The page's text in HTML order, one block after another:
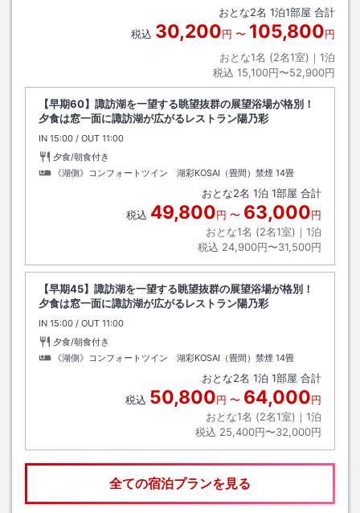
おとな2名 1泊1部屋 合計
税込 30,200円 〜 105,800円
おとな1名 (2名1室)｜ 1泊
税込 15,100円〜52,900円
【早期60】諏訪湖を一望する眺望抜群の展望浴場が格別！
夕食は窓一面に諏訪湖が広がるレストラン陽乃彩
IN チェックイン
15:00 / OUT チェックアウト
11:00
夕食/朝食付き
《湖側》コンフォートツイン 湖彩KOSAI（畳間）禁煙 14畳
おとな2名 1泊 1部屋 合計
税込 49,800円 〜 63,000円
おとな1名 (2名1室)｜ 1泊
税込 24,900円〜31,500円
【早期45】諏訪湖を一望する眺望抜群の展望浴場が格別！
夕食は窓一面に諏訪湖が広がるレストラン陽乃彩
IN チェックイン
15:00 / OUT チェックアウト
11:00
夕食/朝食付き
《湖側》コンフォートツイン 湖彩KOSAI（畳間）禁煙 14畳
おとな2名 1泊 1部屋 合計
税込 50,800円 〜 64,000円
おとな1名 (2名1室)｜ 1泊
税込 25,400円〜32,000円
全ての宿泊プランを見る